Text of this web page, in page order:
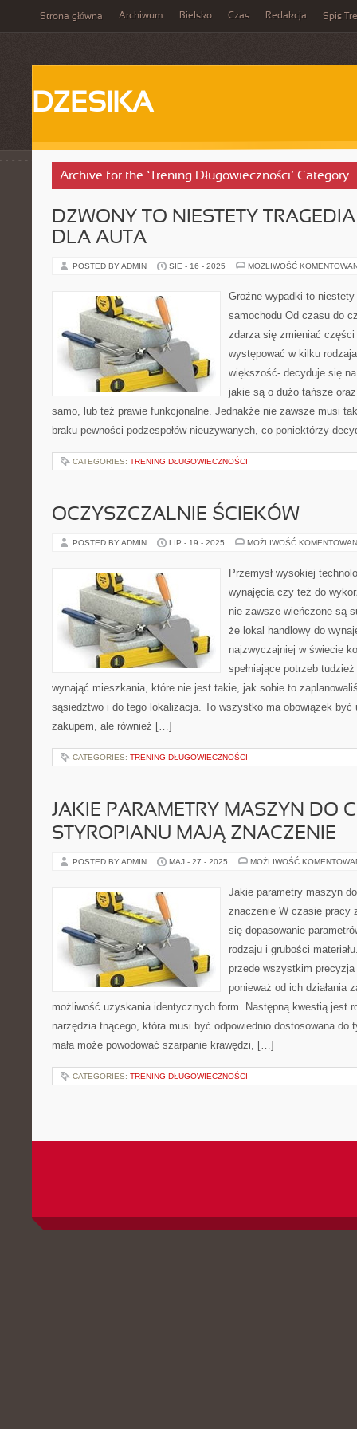
Strona główna Archiwum Bielsko Czas Redakcja Spis
DZESIKA
Archive for the ‘Trening Długowieczności’ Category
DZWONY TO NIESTETY
DLA AUTA
POSTED BY ADMIN SIE - 16 - 2025 MOŻLIWOŚĆ
Groźne wypadki to
samochodu Od czasu do
zdarza się zmieniać
występować w kilku
większość- decyduje się
jakie są o dużo tańsze
samo, lub też prawie funkcjonalne. Jednakże nie zawsze musi
braku pewności podzespołów nieużywanych, co poniektórzy
CATEGORIES: TRENING DŁUGOWIECZNOŚCI
OCZYSZCZALNIE ŚCIEKÓW
POSTED BY ADMIN LIP - 19 - 2025 MOŻLIWOŚĆ
Przemysł wysokiej
wynajęcia czy też do
nie zawsze wieńczone są
że lokal handlowy do
najzwyczajniej w świecie
spełniające potrzeb
wynająć mieszkania, które nie jest takie, jak sobie to
sąsiedztwo i do tego lokalizacja. To wszystko ma obowiązek być
zakupem, ale również […]
CATEGORIES: TRENING DŁUGOWIECZNOŚCI
JAKIE PARAMETRY MASZYN DO
STYROPIANU MAJĄ ZNACZENIE
POSTED BY ADMIN MAJ - 27 - 2025 MOŻLIWOŚĆ
Jakie parametry maszyn
znaczenie W czasie pracy
się dopasowanie
rodzaju i grubości
przede wszystkim
ponieważ od ich działania
możliwość uzyskania identycznych form. Następną kwestią jest
narzędzia tnącego, która musi być odpowiednio dostosowana do
mała może powodować szarpanie krawędzi, […]
CATEGORIES: TRENING DŁUGOWIECZNOŚCI